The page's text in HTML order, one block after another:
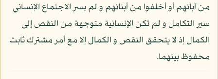
من آبائهم أو أخلفوا من أبنائهم و لم يسر الاجتماع الإنساني
سير التكامل و لم تكن الإنسانية متوجهة من النقص إلى
الكمال إذ لا يتحقق النقص و الكمال إلا مع أمر مشترك ثابت
محفوظ بينهما.